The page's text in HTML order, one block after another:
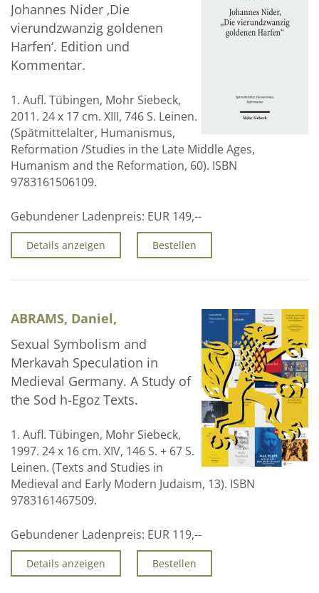
Newsletter
Johannes Nider ‚Die
vierundzwanzig goldenen
Harfen‘. Edition und
Kommentar.
1. Aufl. Tübingen, Mohr Siebeck,
2011. 24 x 17 cm. XIII, 746 S. Leinen.
(Spätmittelalter, Humanismus,
Reformation /Studies in the Late Middle Ages,
Humanism and the Reformation, 60). ISBN
9783161506109.
Gebundener Ladenpreis: EUR 149,--
Details anzeigen Bestellen
ABRAMS, Daniel,
Sexual Symbolism and
Merkavah Speculation in
Medieval Germany. A Study of
the Sod h-Egoz Texts.
1. Aufl. Tübingen, Mohr Siebeck,
1997. 24 x 16 cm. XIV, 146 S. + 67 S.
Leinen. (Texts and Studies in
Medieval and Early Modern Judaism, 13). ISBN
9783161467509.
Gebundener Ladenpreis: EUR 119,--
Details anzeigen Bestellen